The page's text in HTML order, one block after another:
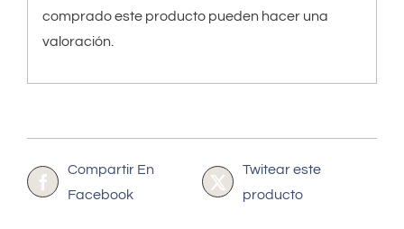
comprado este producto pueden hacer una
valoración.
Compartir En
Facebook
Twitear este
producto